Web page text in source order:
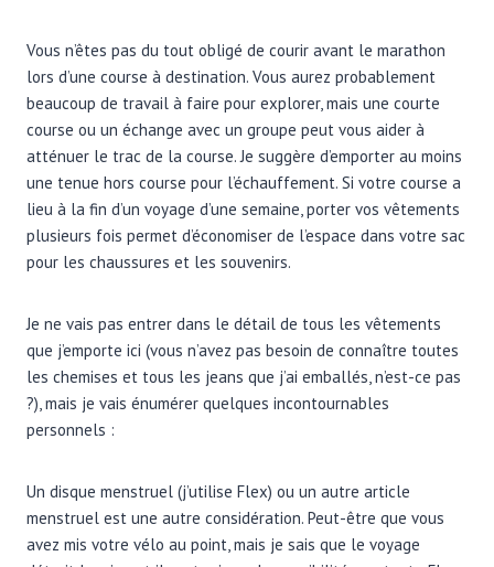
Vous n’êtes pas du tout obligé de courir avant le marathon
lors d’une course à destination. Vous aurez probablement
beaucoup de travail à faire pour explorer, mais une courte
course ou un échange avec un groupe peut vous aider à
atténuer le trac de la course. Je suggère d’emporter au moins
une tenue hors course pour l’échauffement. Si votre course a
lieu à la fin d’un voyage d’une semaine, porter vos vêtements
plusieurs fois permet d’économiser de l’espace dans votre sac
pour les chaussures et les souvenirs.
Je ne vais pas entrer dans le détail de tous les vêtements
que j’emporte ici (vous n’avez pas besoin de connaître toutes
les chemises et tous les jeans que j’ai emballés, n’est-ce pas
?), mais je vais énumérer quelques incontournables
personnels :
Un disque menstruel (j’utilise Flex) ou un autre article
menstruel est une autre considération. Peut-être que vous
avez mis votre vélo au point, mais je sais que le voyage